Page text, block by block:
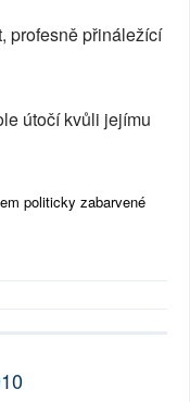
profesně přináležící
útočí kvůli jejímu
politicky zabarvené